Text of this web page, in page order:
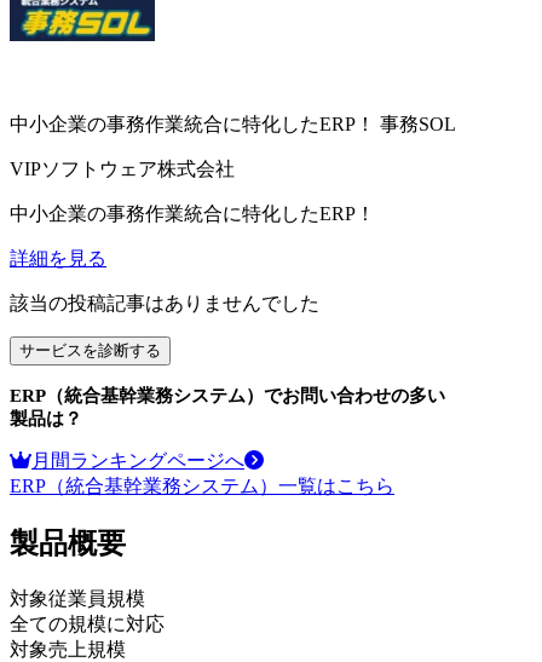
中小企業の事務作業統合に特化したERP！ 事務SOL
VIPソフトウェア株式会社
中小企業の事務作業統合に特化したERP！
詳細を見る
該当の投稿記事はありませんでした
サービスを診断する
ERP（統合基幹業務システム） でお問い合わせの多い
製品は？
月間ランキングページへ
ERP（統合基幹業務システム） 一覧はこちら
製品概要
対象従業員規模
全ての規模に対応
対象売上規模